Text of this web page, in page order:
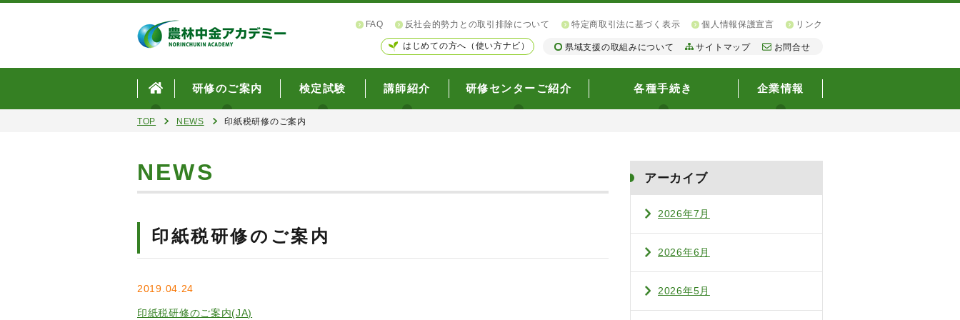
FAQ 反社会的勢力との取引排除について 特定商取引法に基づく表示 個人情報保護宣言 リンク
はじめての方へ（使い方ナビ） 県域支援の取組みについて サイトマップ お問合せ
研修のご案内 検定試験 講師紹介 研修センターご紹介 各種手続き 企業情報
TOP NEWS 印紙税研修のご案内
NEWS
印紙税研修のご案内
2019.04.24
印紙税研修のご案内(JA)
アーカイブ
2026年7月
2026年6月
2026年5月